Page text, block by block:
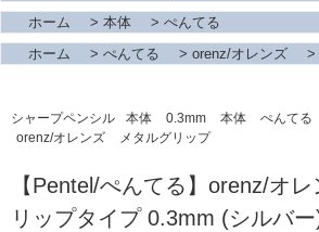
ホーム
> 本体 > ぺんてる
ホーム
> ぺんてる > orenz/オレンズ >
シャープペンシル 本体 0.3mm 本体 ぺんてる
orenz/オレンズ
メタルグリップ
【Pentel/ぺんてる】orenz/オ
リップタイプ 0.3mm (シルバー